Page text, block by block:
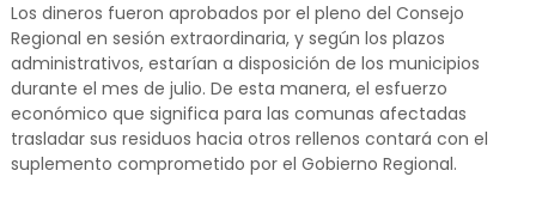
Los dineros fueron aprobados por el pleno del Consejo
Regional en sesión extraordinaria, y según los plazos
administrativos, estarían a disposición de los municipios
durante el mes de julio. De esta manera, el esfuerzo
económico que significa para las comunas afectadas
trasladar sus residuos hacia otros rellenos contará con el
suplemento comprometido por el Gobierno Regional.